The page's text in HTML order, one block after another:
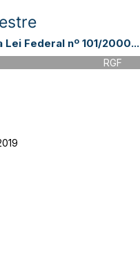
Federal nº 101/2000...
RGF